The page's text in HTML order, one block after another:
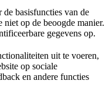
basisfuncties van de
op de beoogde manier.
gegevens op.
uit te voeren,
op sociale
en andere functies